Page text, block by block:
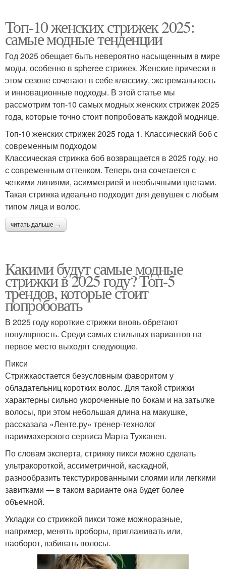
Топ-10 женских стрижек 2025:
самые модные тенденции
Год 2025 обещает быть невероятно насыщенным в мире
моды, особенно в spheree стрижек. Женские прически в
этом сезоне сочетают в себе классику, экстремальность
и инновационные подходы. В этой статье мы
рассмотрим топ-10 самых модных женских стрижек 2025
года, которые точно стоит попробовать каждой моднице.
Топ-10 женских стрижек 2025 года 1. Классический боб с
современным подходом
Классическая стрижка боб возвращается в 2025 году, но
с современным оттенком. Теперь она сочетается с
четкими линиями, асимметрией и необычными цветами.
Такая стрижка идеально подходит для девушек с любым
типом лица и волос.
читать дальше →
Какими будут самые модные
стрижки в 2025 году? Топ-5
трендов, которые стоит
попробовать
В 2025 году короткие стрижки вновь обретают
популярность. Среди самых стильных вариантов на
первое место выходят следующие.
Пикси
Стрижкаостается безусловным фаворитом у
обладательниц коротких волос. Для такой стрижки
характерны сильно укороченные по бокам и на затылке
волосы, при этом небольшая длина на макушке,
рассказала «Ленте.ру» тренер-технолог
парикмахерского сервиса Марта Тухканен.
По словам эксперта, стрижку пикси можно сделать
ультракороткой, ассиметричной, каскадной,
разнообразить текстурированными слоями или легкими
завитками — в таком варианте она будет более
объемной.
Укладки со стрижкой пикси тоже можноразные,
например, менять проборы, приглаживать или,
наоборот, взбивать волосы.